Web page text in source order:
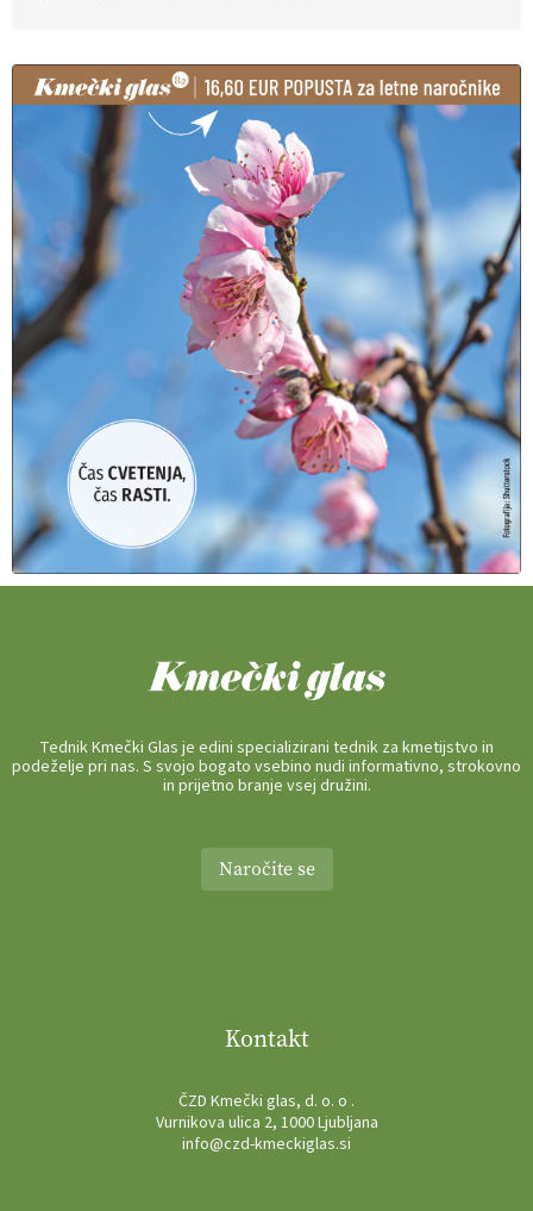
Tednik Kmečki Glas je edini specializirani tednik za kmetijstvo in
podeželje pri nas. S svojo bogato vsebino nudi informativno, strokovno
in prijetno branje vsej družini.
Naročite se
Kontakt
ČZD Kmečki glas, d. o. o .
Vurnikova ulica 2, 1000 Ljubljana
info@czd-kmeckiglas.si